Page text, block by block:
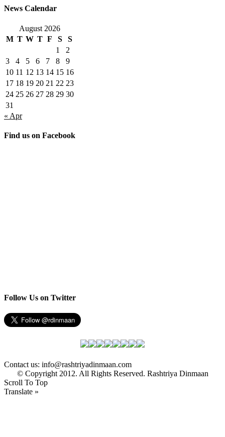
News Calendar
August 2026
M T W T F S
S
1
2
3
4 5 6 7 8
9
10 11 12 13 14 15 16
17 18 19 20 21 22 23
24 25 26 27 28 29 30
31
« Apr
Find us on Facebook
Follow Us on Twitter
Contact us: info@rashtriyadinmaan.com
© Copyright 2012. All Rights Reserved. Rashtriya Dinmaan
Scroll To Top
Translate »